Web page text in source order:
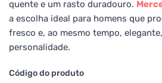
quente e um rasto duradouro.
a escolha ideal para homens que
fresco e, ao mesmo tempo,
personalidade.
Código do produto